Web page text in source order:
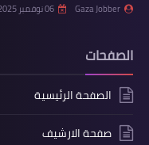
Gaza Jobber 06 نوفمبر 2025
الصفحات
الصفحة الرئيسية
صفحة الارشيف